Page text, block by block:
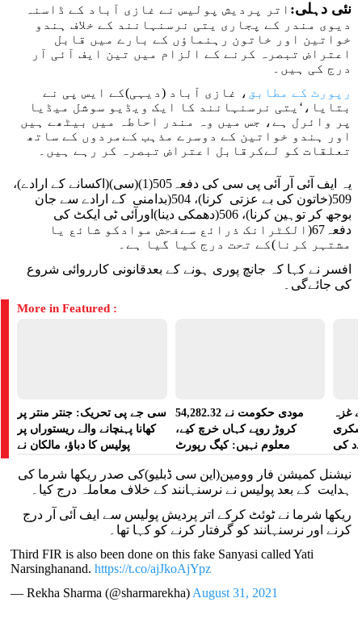
نئی دہلی: اتر پردیش پولیس نے غازی آباد کے ڈاسنہ
دیوی مندر کے پجاری یتی نرسنہانند کے خلاف ہندو
خواتین اور خاتون رہنماؤں کے بارے میں قابل
اعتراض تبصرہ کرنے کے الزام میں تین ایف آئی آر
درج کی ہیں۔
رپورٹ کے مطابق ، غازی آباد (دیہی)کے ایس پی نے
بتایا،‘یتی نرسنہانند کا ایک ویڈیو سوشل میڈیا
پر وائرل ہے، جس میں وہ مندر احاطہ میں بیٹھے ہیں
اور ہندو خواتین کے دوسرے مذہب کےمردوں کے ساتھ
تعلقات کو لےکرقابل اعتراض تبصرہ کر رہے ہیں۔
یہ ایف آئی آر آئی پی سی کی دفعہ505(1)(سی)(اکسانے کے ارادے)،
509(خاتون کی بے عزتی کرنا)، 504(بدامنی کے ارادے سے جان
بوجھ کر توہین کرنا)، 506(دھمکی دینا)اورآئی ٹی ایکٹ کی
دفعہ67(الکٹرانک ذرائع سےفحش موادکو شائع یا
مشتہر کرنا)کے تحت درج کیا گیا ہے۔
افسر نے کہا کہ جانچ پوری ہونے کے بعدقانونی کارروائی شروع
کی جائےگی۔
More in Featured :
سی جے پی تحریک: جنتر منتر پر
کھانا پہنچانے والے ریستوراں پر
پولیس کا دباؤ، مالکان نے
مودی حکومت نے 54,282.32
کروڑ روپے کہاں خرچ کیے،
معلوم نہیں: کیگ رپورٹ
غزہ
کی
نیشنل کمیشن فار وومین(این سی ڈبلیو)کی صدر ریکھا شرما کی
ہدایت کے بعد پولیس نے نرسنہانند کے خلاف معاملہ درج کیا۔
ریکھا شرما نے ٹوئٹ کرکے اتر پردیش پولیس سے ایف آئی آر درج
کرنے اور نرسنہانند کو گرفتار کرنے کو کہا تھا۔
Third FIR is also been done on this fake Sanyasi called Yati
Narsinghanand.https://t.co/ajJkoAjYpz
— Rekha Sharma (@sharmarekha) August 31, 2021